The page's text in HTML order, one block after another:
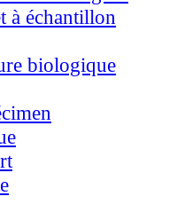
à échantillon
biologique